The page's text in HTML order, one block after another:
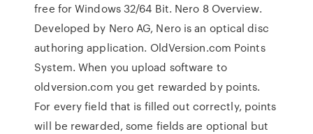
free for Windows 32/64 Bit. Nero 8 Overview.
Developed by Nero AG, Nero is an optical disc
authoring application. OldVersion.com Points
System. When you upload software to
oldversion.com you get rewarded by points.
For every field that is filled out correctly, points
will be rewarded, some fields are optional but